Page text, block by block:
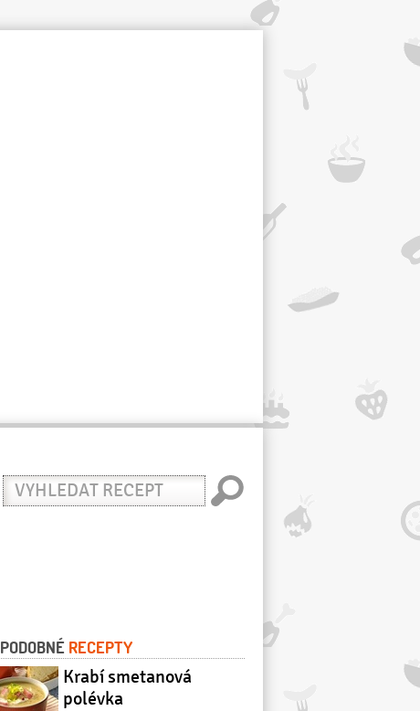
Vyhledat
recept
PODOBNÉ RECEPTY
Krabí smetanová
polévka